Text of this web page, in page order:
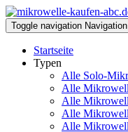
Toggle navigation Navigation
Startseite
Typen
Alle Solo-
Alle
Alle
Alle
Alle